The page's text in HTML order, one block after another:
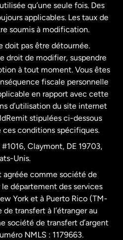
qu’une seule fois. Des
applicables. Les taux de
soumis à modification.
doit pas être détournée.
droit de modifier, suspendre
à tout moment. Vous êtes
fiscale personnelle
en rapport avec cette
d’utilisation du site internet
stipulées ci-dessous
ces conditions spécifiques.
Claymont, DE 19703,
Unis.
agréée comme société de
département des services
York et à Puerto Rico (TM-
transfert à l’étranger au
société de transfert d’argent
NMLS : 1179663.